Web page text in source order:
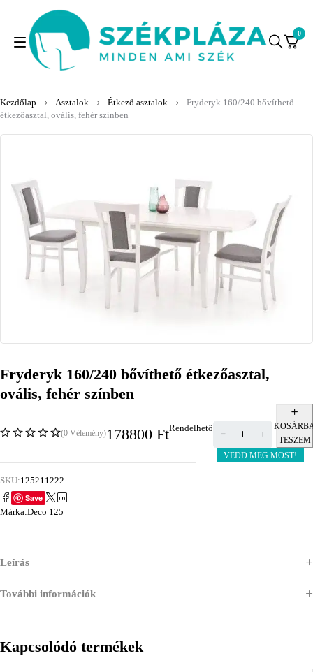
0
Kezdőlap Asztalok Étkező asztalok
Fryderyk 160/240 bővíthető
étkezőasztal, ovális, fehér színben
Fryderyk 160/240 bővíthető étkezőasztal,
ovális, fehér színben
(0 Vélemény)178800 FtRendelhető
TESZEM
VEDD MEG MOST!
SKU:125211222
Save
Márka:Deco 125
Leírás
További információk
Kapcsolódó termékek